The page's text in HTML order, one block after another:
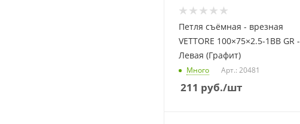
Петля съёмная - врезная
VETTORE 100×75×2.5-1BB GR -
Левая (Графит)
Много Арт.: 20481
211 руб./шт